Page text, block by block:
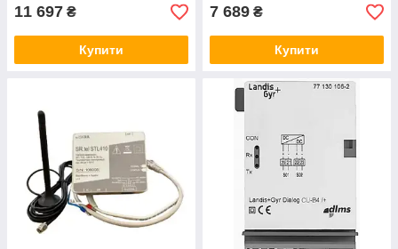
11 697 ₴
Купити
7 689 ₴
Купити